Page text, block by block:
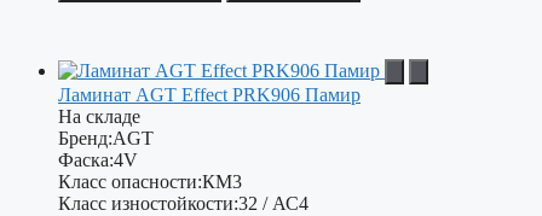
Ламинат AGT Effect PRK906 Памир
На складе
Бренд:AGT
Фаска:4V
Класс опасности:КМ3
Класс изностойкости:32 / АС4